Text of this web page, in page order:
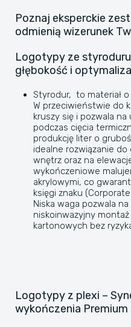
Poznaj eksperckie
odmienią wizerunek
Logotypy ze styroduru
głębokość i
​Styrodur, to materiał
W przeciwieństwie do
kruszy się i pozwala na
podczas cięcia
produkcję liter o
idealne rozwiązanie
wnętrz oraz na
wykończeniowe
akrylowymi, co
księgi znaku
Niska waga pozwala
niskoinwazyjny
kartonowych bez
​Logotypy z plexi –
wykończenia Premium